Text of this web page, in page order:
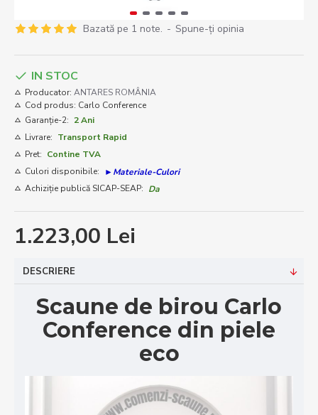
Bazată pe 1 note. - Spune-ţi opinia
1.223,00 Lei
IN STOC
Producator: ANTARES ROMÂNIA
Cod produs: Carlo Conference
Garanție-2: 2 Ani
Livrare: Transport Rapid
Pret: Contine TVA
Culori disponibile:
►Materiale-Culori
Achiziție publică SICAP-SEAP: Da
DESCRIERE
Scaune de birou Carlo
Conference din piele
eco